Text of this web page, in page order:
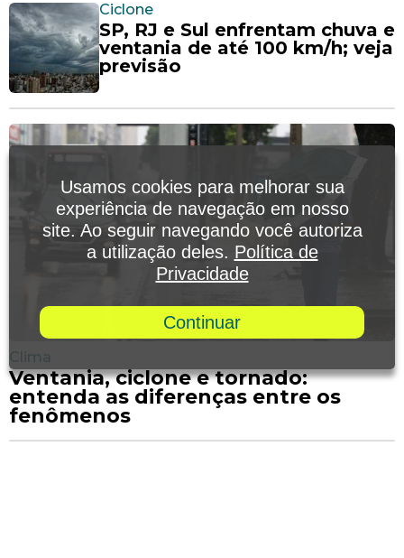
Ciclone
SP, RJ e Sul enfrentam chuva e
ventania de até 100 km/h; veja
previsão
Clima
Ventania, ciclone e tornado:
entenda as diferenças entre os
fenômenos
Usamos cookies para melhorar sua
experiência de navegação em nosso
site. Ao seguir navegando você autoriza
a utilização deles. Política de
Privacidade
Continuar